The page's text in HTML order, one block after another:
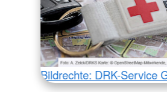
Bildrechte: DRK-Service